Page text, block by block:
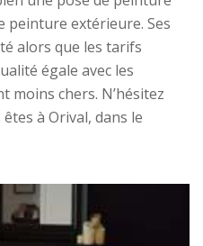
peinture extérieure. Ses
alors que les tarifs
égale avec les
moins chers. N’hésitez
à Orival, dans le